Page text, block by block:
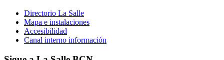
Directorio La Salle
Mapa e instalaciones
Accesibilidad
Canal interno información